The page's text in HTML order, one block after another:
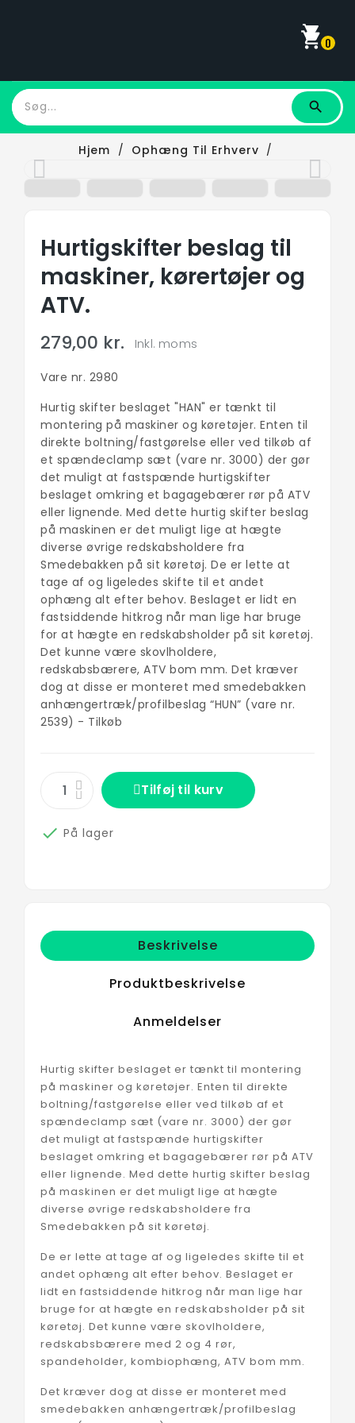
shopping_cart0
Hjem
Ophæng Til Erhverv
Hurtigskifter beslag til
maskiner, kørertøjer og
ATV.
279,00 kr. Inkl. moms
Vare nr. 2980
Hurtig skifter beslaget "HAN" er tænkt til
montering på maskiner og køretøjer. Enten til
direkte boltning/fastgørelse eller ved tilkøb af
et spændeclamp sæt (vare nr. 3000) der gør
det muligt at fastspænde hurtigskifter
beslaget omkring et bagagebærer rør på ATV
eller lignende. Med dette hurtig skifter beslag
på maskinen er det muligt lige at hægte
diverse øvrige redskabsholdere fra
Smedebakken på sit køretøj. De er lette at
tage af og ligeledes skifte til et andet
ophæng alt efter behov. Beslaget er lidt en
fastsiddende hitkrog når man lige har bruge
for at hægte en redskabsholder på sit køretøj.
Det kunne være skovlholdere,
redskabsbærere, ATV bom mm. Det kræver
dog at disse er monteret med smedebakken
anhængertræk/profilbeslag “HUN” (vare nr.
2539) - Tilkøb
Tilføj til kurv
 På lager
Beskrivelse
Produktbeskrivelse
Anmeldelser
Hurtig skifter beslaget er tænkt til montering
på maskiner og køretøjer. Enten til direkte
boltning/fastgørelse eller ved tilkøb af et
spændeclamp sæt (vare nr. 3000) der gør
det muligt at fastspænde hurtigskifter
beslaget omkring et bagagebærer rør på ATV
eller lignende. Med dette hurtig skifter beslag
på maskinen er det muligt lige at hægte
diverse øvrige redskabsholdere fra
Smedebakken på sit køretøj.
De er lette at tage af og ligeledes skifte til et
andet ophæng alt efter behov. Beslaget er
lidt en fastsiddende hitkrog når man lige har
bruge for at hægte en redskabsholder på sit
køretøj. Det kunne være skovlholdere,
redskabsbærere med 2 og 4 rør,
spandeholder, kombiophæng, ATV bom mm.
Det kræver dog at disse er monteret med
smedebakken anhængertræk/profilbeslag